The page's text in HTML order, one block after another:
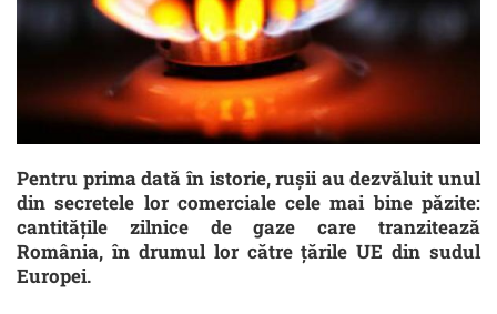
Pentru prima dată în istorie, ruşii au dezvăluit unul
din secretele lor comerciale cele mai bine păzite:
cantităţile zilnice de gaze care tranzitează
România, în drumul lor către ţările UE din sudul
Europei.